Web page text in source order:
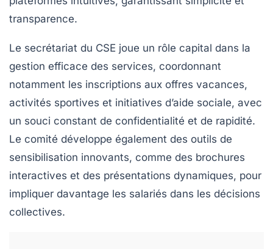
transparence.
Le secrétariat du CSE joue un rôle capital dans la
gestion efficace des services, coordonnant
notamment les inscriptions aux offres vacances,
activités sportives et initiatives d’aide sociale, avec
un souci constant de confidentialité et de rapidité.
Le comité développe également des outils de
sensibilisation innovants, comme des brochures
interactives et des présentations dynamiques, pour
impliquer davantage les salariés dans les décisions
collectives.